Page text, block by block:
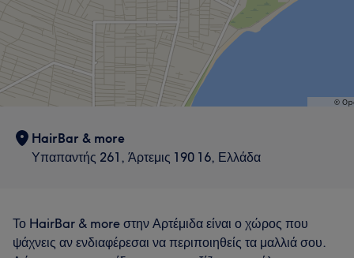
HairBar & more
Υπαπαντής 261, Άρτεμις 190 16, Ελλάδα
Το HairBar & more στην Αρτέμιδα είναι ο χώρος που
ψάχνεις αν ενδιαφέρεσαι να περιποιηθείς τα μαλλιά σου.